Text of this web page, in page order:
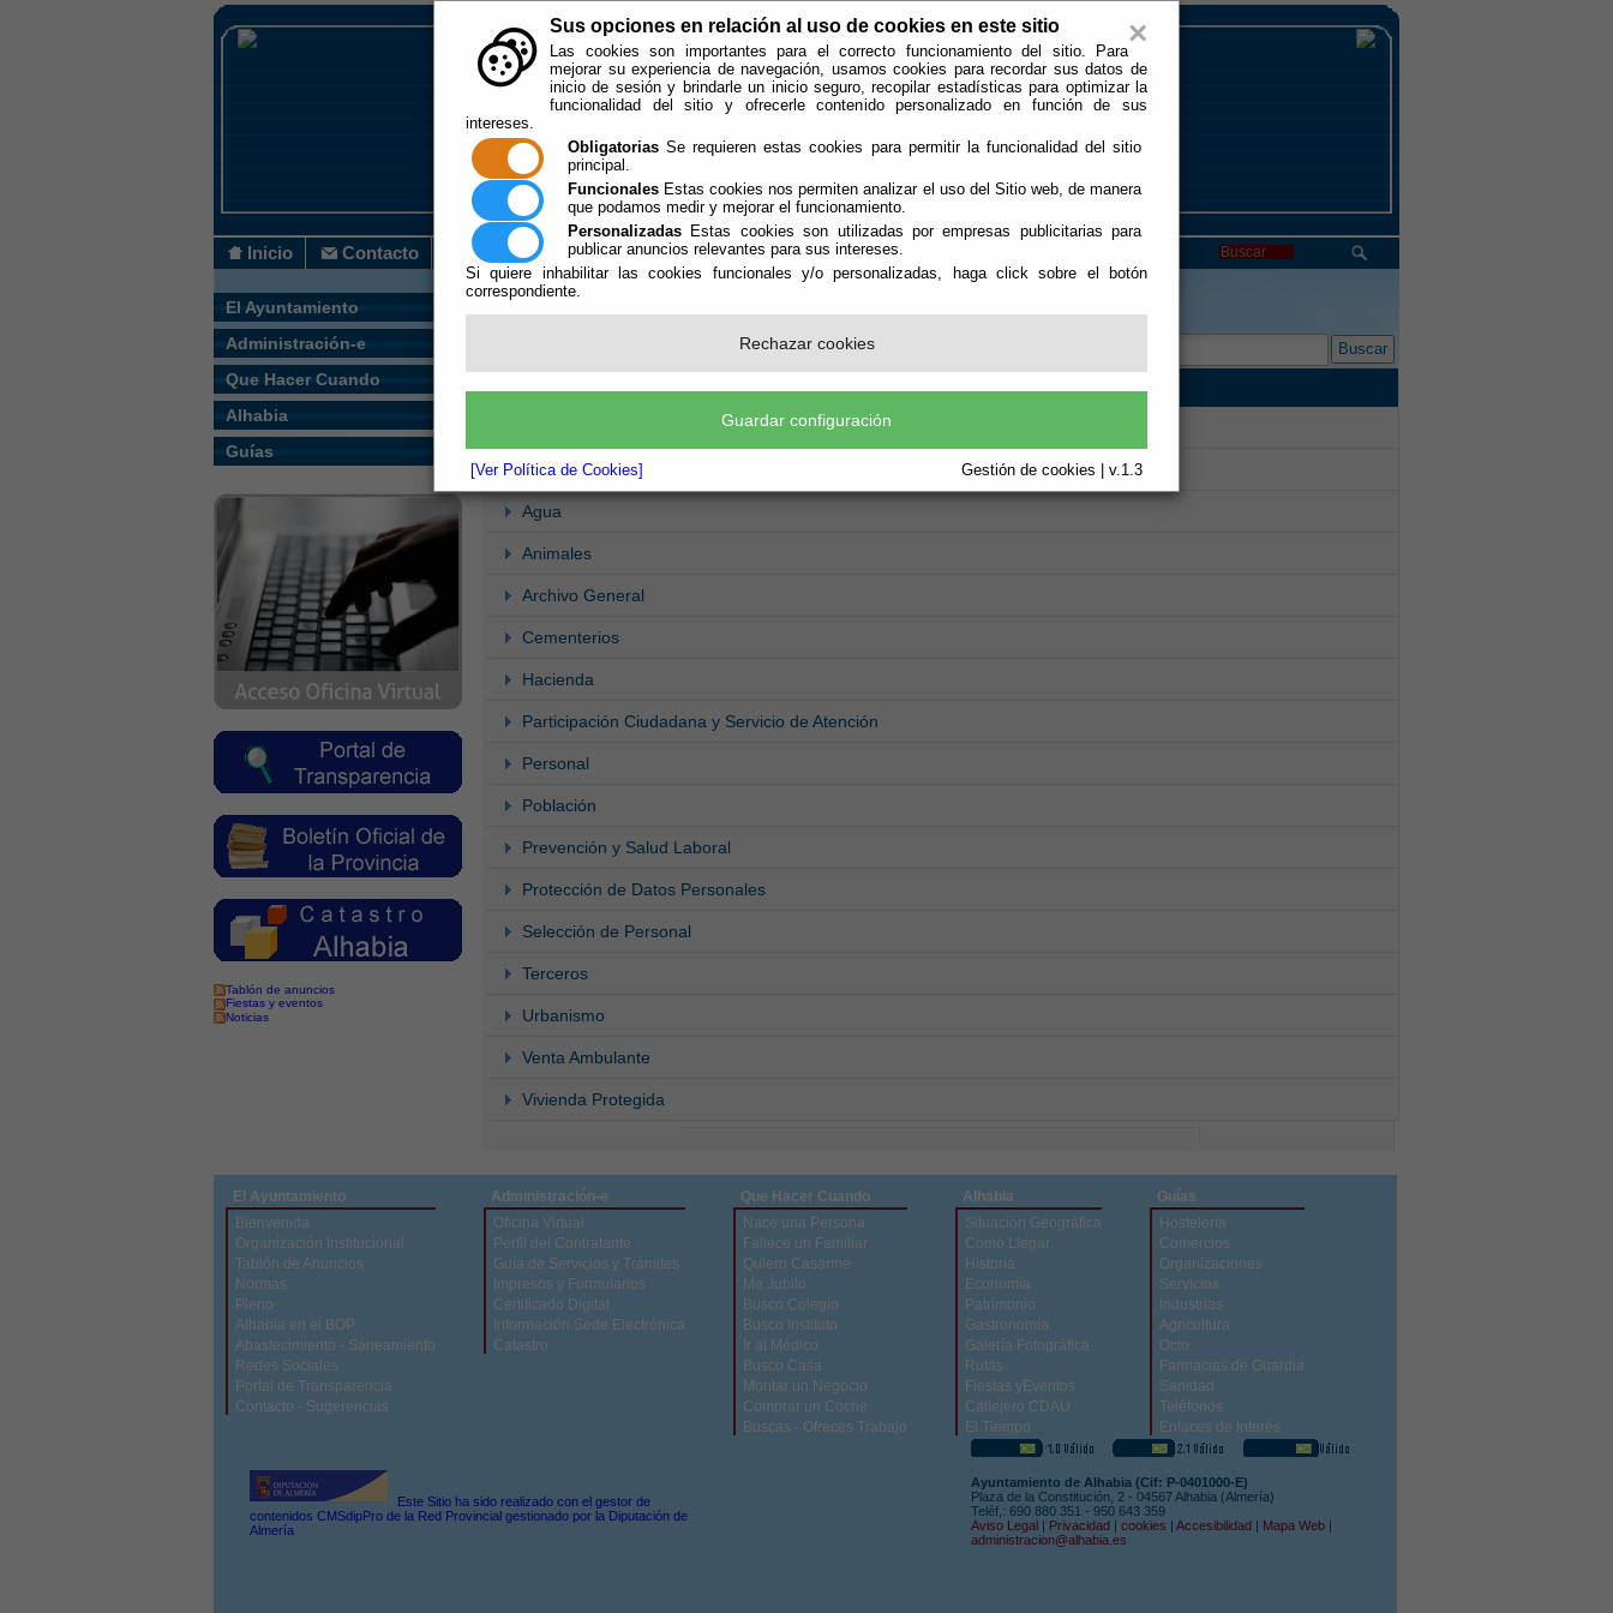
×
Sus opciones en relación al uso de cookies en este sitio
Las cookies son importantes para el correcto funcionamiento del sitio. Para
mejorar su experiencia de navegación, usamos cookies para recordar sus datos de
inicio de sesión y brindarle un inicio seguro, recopilar estadísticas para optimizar la
funcionalidad del sitio y ofrecerle contenido personalizado en función de sus
intereses.
Obligatorias Se requieren estas cookies para permitir la funcionalidad del sitio
principal.
Funcionales Estas cookies nos permiten analizar el uso del Sitio web, de manera
que podamos medir y mejorar el funcionamiento.
Personalizadas Estas cookies son utilizadas por empresas publicitarias para
publicar anuncios relevantes para sus intereses.
Si quiere inhabilitar las cookies funcionales y/o personalizadas, haga click sobre el botón
correspondiente.
Rechazar cookies
Guardar configuración
[Ver Política de Cookies] Gestión de cookies | v.1.3
Inicio Contacto
El Ayuntamiento
Administración-e
Que Hacer Cuando
Alhabia
Guías
Tablón de anuncios
Fiestas y eventos
Noticias
Usted se encuentra aquí:
Buscar
Actividades Deportivas
Agua
Animales
Archivo General
Cementerios
Hacienda
Participación Ciudadana y Servicio de Atención
Personal
Población
Prevención y Salud Laboral
Protección de Datos Personales
Selección de Personal
Terceros
Urbanismo
Venta Ambulante
Vivienda Protegida
El Ayuntamiento
Bienvenida
Organización Institucional
Tablón de Anuncios
Normas
Pleno
Alhabia en el BOP
Abastecimiento - Saneamiento
Redes Sociales
Portal de Transparencia
Contacto - Sugerencias
Administración-e
Oficina Virtual
Perfil del Contratante
Guía de Servicios y Trámites
Impresos y Formularios
Certificado Digital
Información Sede Electrónica
Catastro
Que Hacer Cuando
Nace una Persona
Fallece un Familiar
Quiero Casarme
Me Jubilo
Busco Colegio
Busco Instituto
Ir al Médico
Busco Casa
Montar un Negocio
Comprar un Coche
Buscas - Ofreces Trabajo
Alhabia
Situación Geográfica
Como Llegar
Historia
Economía
Patrimonio
Gastronomía
Galería Fotográfica
Rutas
Fiestas yEventos
Callejero CDAU
El Tiempo
Guías
Hostelería
Comercios
Organizaciones
Servicios
Industrias
Agricultura
Ocio
Farmacias de Guardia
Sanidad
Teléfonos
Enlaces de Interés
Este Sitio ha sido realizado con el gestor de
contenidos CMSdipPro de la Red Provincial gestionado por la Diputación de
Almería
Ayuntamiento de Alhabia (Cif: P-0401000-E)
Plaza de la Constitución, 2 - 04567 Alhabia (Almería)
Teléf,: 690 880 351 - 950 643 359
Aviso Legal | Privacidad | cookies | Accesibilidad | Mapa Web |
administracion@alhabia.es